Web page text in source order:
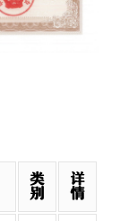
类
别
详
情